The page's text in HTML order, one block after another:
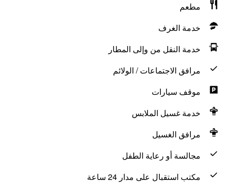
مطعم
خدمة الغرف
خدمة النقل من وإلى المطار
مرافق الاجتماعات / الولائم
موقف سيارات
خدمة غسيل الملابس
مرافق الغسيل
مجالسة أو رعاية الطفل
مكتب استقبال على مدار 24 ساعة